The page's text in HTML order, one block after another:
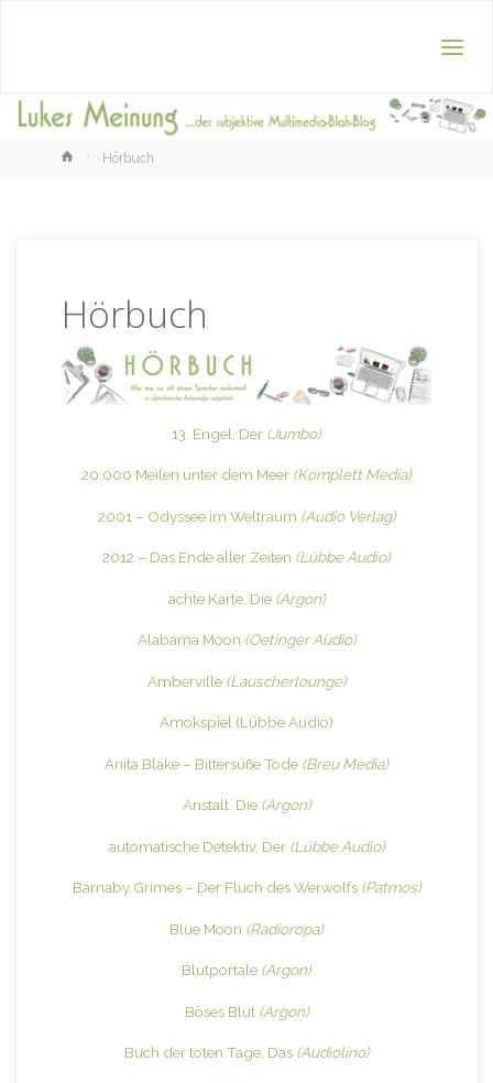
HomeHörbuch
Hörbuch
13. Engel, Der (Jumbo)
20.000 Meilen unter dem Meer (Komplett Media)
2001 – Odyssee im Weltraum (Audio Verlag)
2012 – Das Ende aller Zeiten (Lübbe Audio)
achte Karte, Die (Argon)
Alabama Moon (Oetinger Audio)
Amberville (Lauscherlounge)
Amokspiel (Lübbe Audio)
Anita Blake – Bittersüße Tode (Breu Media)
Anstalt, Die (Argon)
automatische Detektiv, Der (Lübbe Audio)
Barnaby Grimes – Der Fluch des Werwolfs (Patmos)
Blue Moon (Radioropa)
Blutportale (Argon)
Böses Blut (Argon)
Buch der toten Tage, Das (Audiolino)